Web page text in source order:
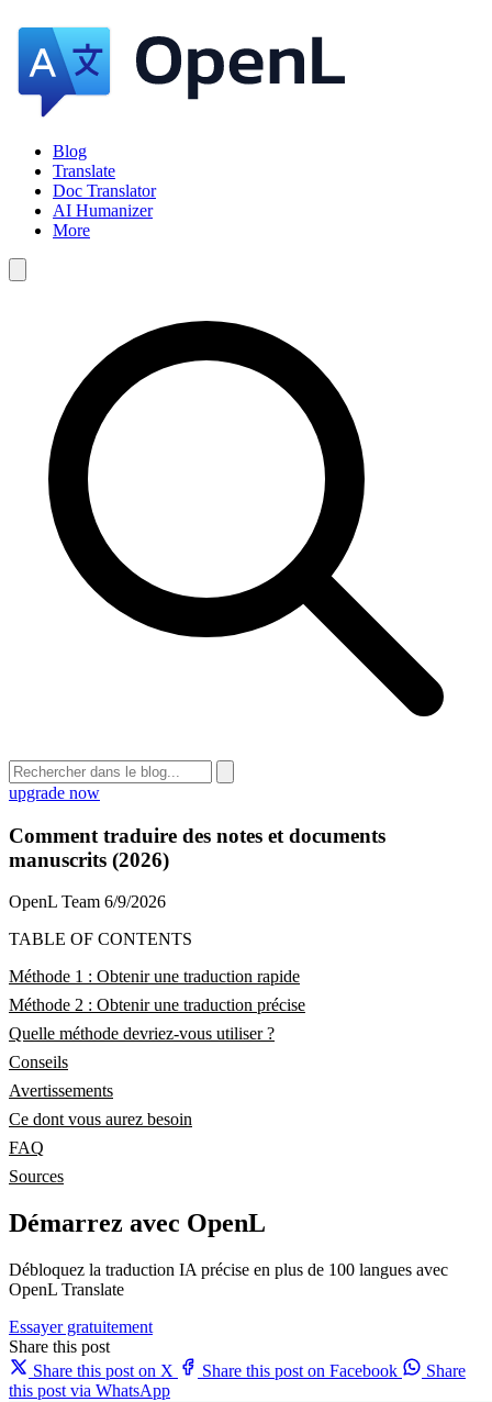
Blog
Translate
Doc Translator
AI Humanizer
More
upgrade now
Comment traduire des notes et documents
manuscrits (2026)
OpenL Team 6/9/2026
TABLE OF CONTENTS
Méthode 1 : Obtenir une traduction rapide
Méthode 2 : Obtenir une traduction précise
Quelle méthode devriez-vous utiliser ?
Conseils
Avertissements
Ce dont vous aurez besoin
FAQ
Sources
Démarrez avec OpenL
Débloquez la traduction IA précise en plus de 100 langues avec
OpenL Translate
Essayer gratuitement
Share this post
Share this post on X
Share this post on Facebook
Share
this post via WhatsApp